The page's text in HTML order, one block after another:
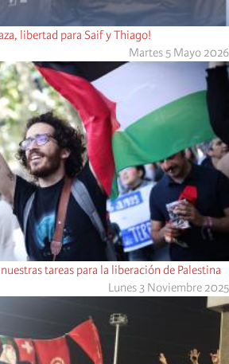
libertad para Saif y Thiago!
Martes 5 Mayo 2026
tareas para la liberación de Palestina
Lunes 3 Noviembre 2025